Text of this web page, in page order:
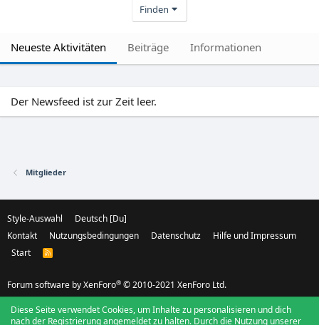
Finden
Neueste Aktivitäten Beiträge Informationen
Der Newsfeed ist zur Zeit leer.
Mitglieder
Style-Auswahl
Deutsch [Du]
Kontakt
Nutzungsbedingungen Datenschutz
Hilfe und Impressum
Start
R
S
Forum software by XenForo® © 2010-2021 XenForo Ltd.
Diese Seite verwendet Cookies, um Inhalte zu personalisieren und dich
nach der Registrierung angemeldet zu halten. Durch die Nutzung unserer